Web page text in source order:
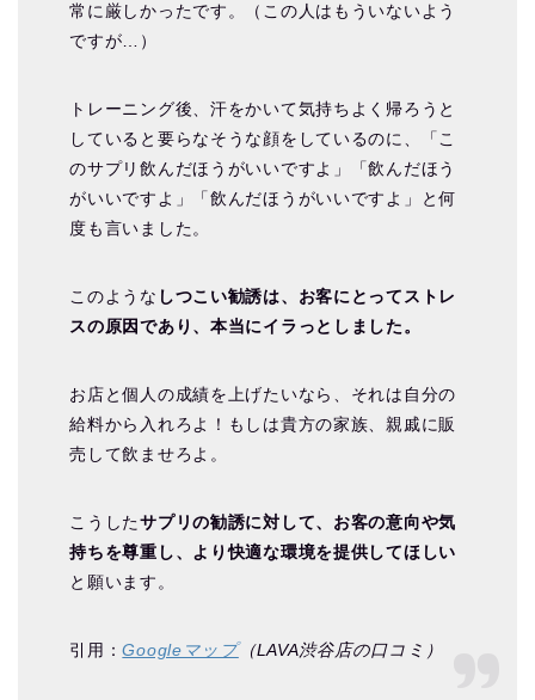
常に厳しかったです。（この人はもういないよう
ですが…）
トレーニング後、汗をかいて気持ちよく帰ろうと
していると要らなそうな顔をしているのに、「こ
のサプリ飲んだほうがいいですよ」「飲んだほう
がいいですよ」「飲んだほうがいいですよ」と何
度も言いました。
このような しつこい勧誘は、お客にとってストレ
スの原因であり、本当にイラっとしました。
お店と個人の成績を上げたいなら、それは自分の
給料から入れろよ！もしは貴方の家族、親戚に販
売して飲ませろよ。
こうしたサプリの勧誘に対して、お客の意向や気
持ちを尊重し、より快適な環境を提供してほしい
と願います。
引用：Googleマップ（LAVA渋谷店の口コミ）